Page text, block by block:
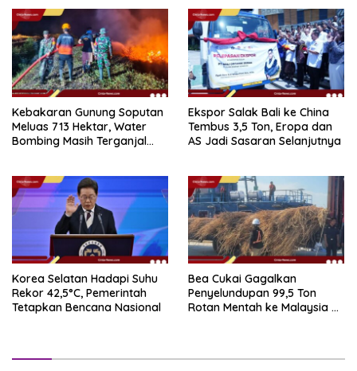
Kebakaran Gunung Soputan
Meluas 713 Hektar, Water
Bombing Masih Terganjal
Ekspor Salak Bali ke China
Tembus 3,5 Ton, Eropa dan
AS Jadi Sasaran Selanjutnya
Korea Selatan Hadapi Suhu
Rekor 42,5°C, Pemerintah
Tetapkan Bencana Nasional
Bea Cukai Gagalkan
Penyelundupan 99,5 Ton
Rotan Mentah ke Malaysia di